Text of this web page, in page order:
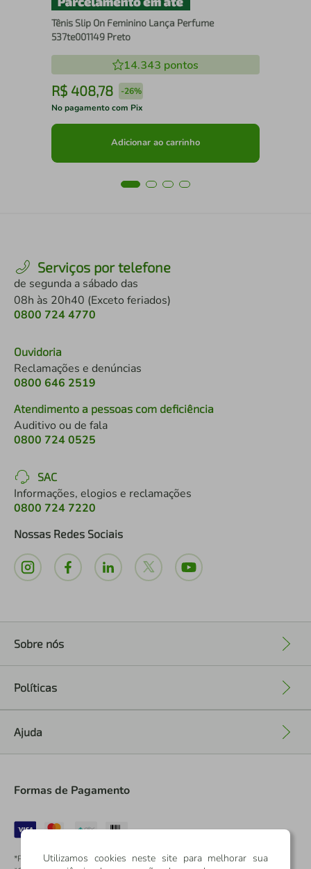
Tênis Slip On Feminino Lança Perfume
537te001149 Preto
14.343 pontos
R$ 408,78 -26%
No pagamento com Pix
Adicionar ao carrinho
Serviços por telefone
de segunda a sábado das
08h às 20h40 (Exceto feriados)
0800 724 4770
Ouvidoria
Reclamações e denúncias
0800 646 2519
Atendimento a pessoas com deficiência
Auditivo ou de fala
0800 724 0525
SAC
Informações, elogios e reclamações
0800 724 7220
Nossas Redes Sociais
Sobre nós
Políticas
Ajuda
Formas de Pagamento
*Pontos dos Cartões Sicredi
Utilizamos cookies neste site para melhorar sua